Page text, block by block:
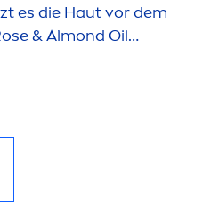
es die Haut vor dem
& Almond Oil